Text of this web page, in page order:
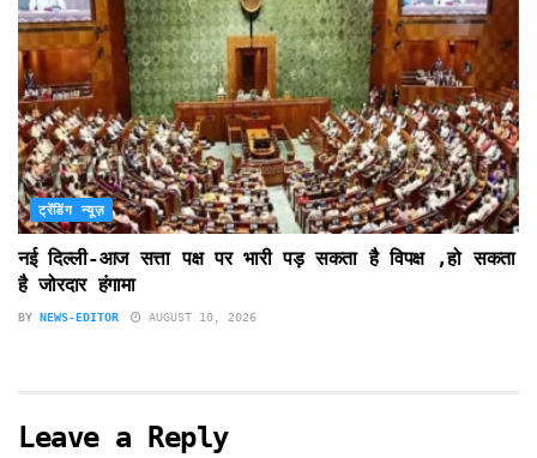
ट्रेंडिंग न्यूज़
नई दिल्ली-आज सत्ता पक्ष पर भारी पड़ सकता है विपक्ष ,हो सकता
है जोरदार हंगामा
BY NEWS-EDITOR AUGUST 10, 2026
Leave a Reply